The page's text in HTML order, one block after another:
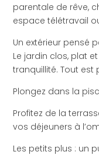
parentale de rêve,
espace télétravail
Un extérieur pensé
Le jardin clos, plat
tranquillité. Tout est
Plongez dans la
Profitez de la
vos déjeuners à
Les petits plus : un